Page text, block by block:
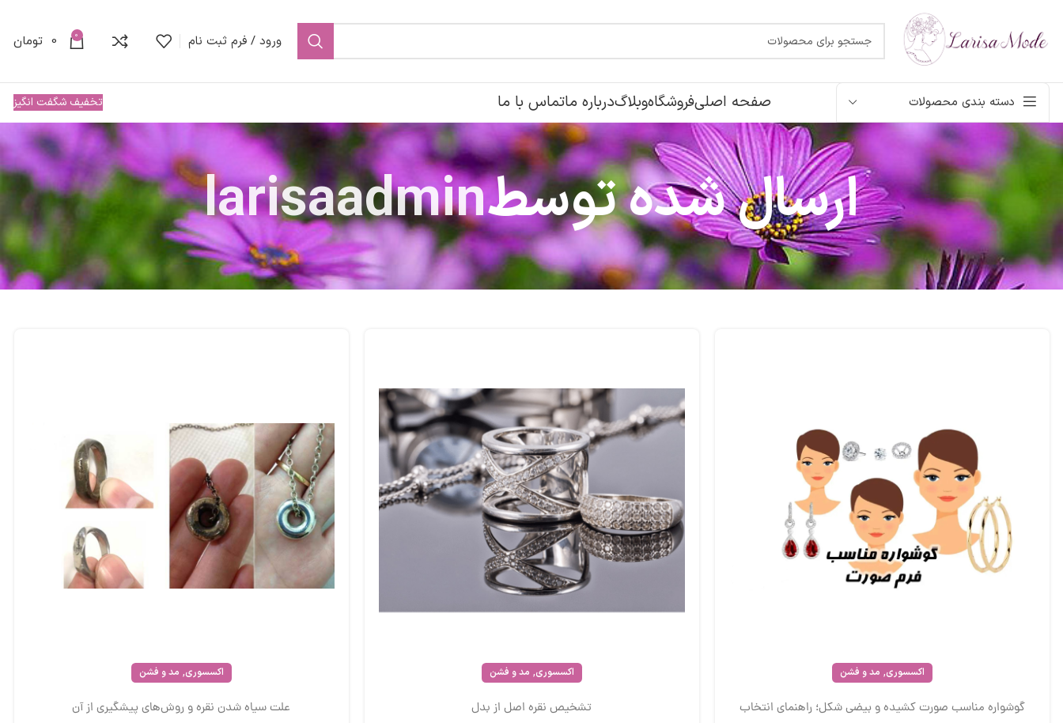
ورود / فرم ثبت نام 0
0 تومان
دسته بندی محصولات صفحه اصلیفروشگاهوبلاگدرباره ماتماس با ما تخفیف شگفت انگیز
ارسال شده توسطlarisaadmin
اکسسوری, مد و فشن
گوشواره مناسب صورت کشیده و بیضی شکل؛ راهنمای انتخاب
اکسسوری, مد و فشن
تشخیص نقره اصل از بدل
اکسسوری, مد و فشن
علت سیاه شدن نقره و روش‌های پیشگیری از آن